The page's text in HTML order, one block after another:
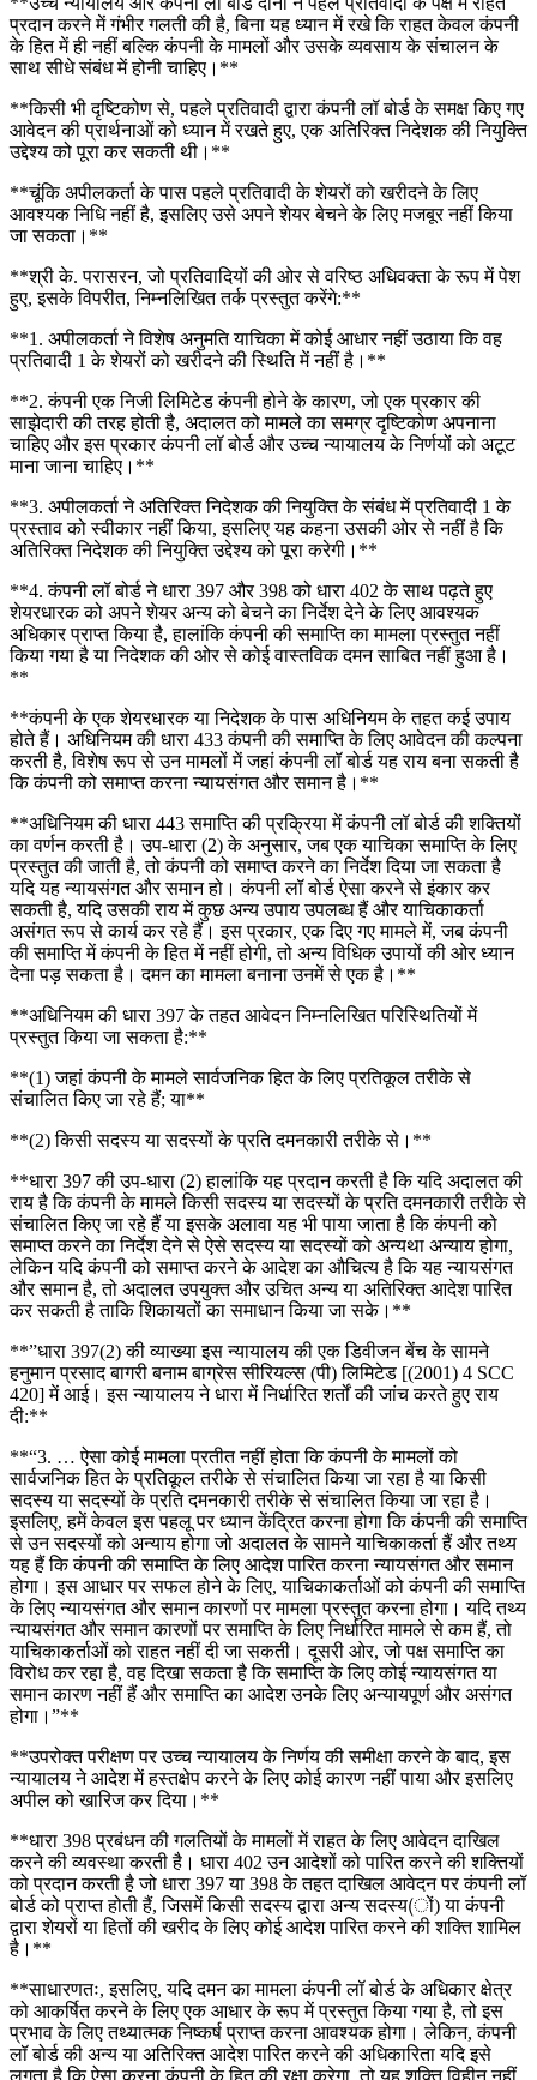
प्रदान करने में गंभीर गलती की है, बिना यह ध्यान में रखे कि राहत केवल कंपनी
के हित में ही नहीं बल्कि कंपनी के मामलों और उसके व्यवसाय के संचालन के
साथ सीधे संबंध में होनी चाहिए।**
**किसी भी दृष्टिकोण से, पहले प्रतिवादी द्वारा कंपनी लॉ बोर्ड के समक्ष किए गए
आवेदन की प्रार्थनाओं को ध्यान में रखते हुए, एक अतिरिक्त निदेशक की नियुक्ति
उद्देश्य को पूरा कर सकती थी।**
**चूंकि अपीलकर्ता के पास पहले प्रतिवादी के शेयरों को खरीदने के लिए
आवश्यक निधि नहीं है, इसलिए उसे अपने शेयर बेचने के लिए मजबूर नहीं किया
जा सकता।**
**श्री के. परासरन, जो प्रतिवादियों की ओर से वरिष्ठ अधिवक्ता के रूप में पेश
हुए, इसके विपरीत, निम्नलिखित तर्क प्रस्तुत करेंगे:**
**1. अपीलकर्ता ने विशेष अनुमति याचिका में कोई आधार नहीं उठाया कि वह
प्रतिवादी 1 के शेयरों को खरीदने की स्थिति में नहीं है।**
**2. कंपनी एक निजी लिमिटेड कंपनी होने के कारण, जो एक प्रकार की
साझेदारी की तरह होती है, अदालत को मामले का समग्र दृष्टिकोण अपनाना
चाहिए और इस प्रकार कंपनी लॉ बोर्ड और उच्च न्यायालय के निर्णयों को अटूट
माना जाना चाहिए।**
**3. अपीलकर्ता ने अतिरिक्त निदेशक की नियुक्ति के संबंध में प्रतिवादी 1 के
प्रस्ताव को स्वीकार नहीं किया, इसलिए यह कहना उसकी ओर से नहीं है कि
अतिरिक्त निदेशक की नियुक्ति उद्देश्य को पूरा करेगी।**
**4. कंपनी लॉ बोर्ड ने धारा 397 और 398 को धारा 402 के साथ पढ़ते हुए
शेयरधारक को अपने शेयर अन्य को बेचने का निर्देश देने के लिए आवश्यक
अधिकार प्राप्त किया है, हालांकि कंपनी की समाप्ति का मामला प्रस्तुत नहीं
किया गया है या निदेशक की ओर से कोई वास्तविक दमन साबित नहीं हुआ है।
**
**कंपनी के एक शेयरधारक या निदेशक के पास अधिनियम के तहत कई उपाय
होते हैं। अधिनियम की धारा 433 कंपनी की समाप्ति के लिए आवेदन की कल्पना
करती है, विशेष रूप से उन मामलों में जहां कंपनी लॉ बोर्ड यह राय बना सकती है
कि कंपनी को समाप्त करना न्यायसंगत और समान है।**
**अधिनियम की धारा 443 समाप्ति की प्रक्रिया में कंपनी लॉ बोर्ड की शक्तियों
का वर्णन करती है। उप-धारा (2) के अनुसार, जब एक याचिका समाप्ति के लिए
प्रस्तुत की जाती है, तो कंपनी को समाप्त करने का निर्देश दिया जा सकता है
यदि यह न्यायसंगत और समान हो। कंपनी लॉ बोर्ड ऐसा करने से इंकार कर
सकती है, यदि उसकी राय में कुछ अन्य उपाय उपलब्ध हैं और याचिकाकर्ता
असंगत रूप से कार्य कर रहे हैं। इस प्रकार, एक दिए गए मामले में, जब कंपनी
की समाप्ति में कंपनी के हित में नहीं होगी, तो अन्य विधिक उपायों की ओर ध्यान
देना पड़ सकता है। दमन का मामला बनाना उनमें से एक है।**
**अधिनियम की धारा 397 के तहत आवेदन निम्नलिखित परिस्थितियों में
प्रस्तुत किया जा सकता है:**
**(1) जहां कंपनी के मामले सार्वजनिक हित के लिए प्रतिकूल तरीके से
संचालित किए जा रहे हैं; या**
**(2) किसी सदस्य या सदस्यों के प्रति दमनकारी तरीके से।**
**धारा 397 की उप-धारा (2) हालांकि यह प्रदान करती है कि यदि अदालत की
राय है कि कंपनी के मामले किसी सदस्य या सदस्यों के प्रति दमनकारी तरीके से
संचालित किए जा रहे हैं या इसके अलावा यह भी पाया जाता है कि कंपनी को
समाप्त करने का निर्देश देने से ऐसे सदस्य या सदस्यों को अन्यथा अन्याय होगा,
लेकिन यदि कंपनी को समाप्त करने के आदेश का औचित्य है कि यह न्यायसंगत
और समान है, तो अदालत उपयुक्त और उचित अन्य या अतिरिक्त आदेश पारित
कर सकती है ताकि शिकायतों का समाधान किया जा सके।**
**”धारा 397(2) की व्याख्या इस न्यायालय की एक डिवीजन बेंच के सामने
हनुमान प्रसाद बागरी बनाम बाग्रेस सीरियल्स (पी) लिमिटेड [(2001) 4 SCC
420] में आई। इस न्यायालय ने धारा में निर्धारित शर्तों की जांच करते हुए राय
दी:**
**“3. … ऐसा कोई मामला प्रतीत नहीं होता कि कंपनी के मामलों को
सार्वजनिक हित के प्रतिकूल तरीके से संचालित किया जा रहा है या किसी
सदस्य या सदस्यों के प्रति दमनकारी तरीके से संचालित किया जा रहा है।
इसलिए, हमें केवल इस पहलू पर ध्यान केंद्रित करना होगा कि कंपनी की समाप्ति
से उन सदस्यों को अन्याय होगा जो अदालत के सामने याचिकाकर्ता हैं और तथ्य
यह हैं कि कंपनी की समाप्ति के लिए आदेश पारित करना न्यायसंगत और समान
होगा। इस आधार पर सफल होने के लिए, याचिकाकर्ताओं को कंपनी की समाप्ति
के लिए न्यायसंगत और समान कारणों पर मामला प्रस्तुत करना होगा। यदि तथ्य
न्यायसंगत और समान कारणों पर समाप्ति के लिए निर्धारित मामले से कम हैं, तो
याचिकाकर्ताओं को राहत नहीं दी जा सकती। दूसरी ओर, जो पक्ष समाप्ति का
विरोध कर रहा है, वह दिखा सकता है कि समाप्ति के लिए कोई न्यायसंगत या
समान कारण नहीं हैं और समाप्ति का आदेश उनके लिए अन्यायपूर्ण और असंगत
होगा।”**
**उपरोक्त परीक्षण पर उच्च न्यायालय के निर्णय की समीक्षा करने के बाद, इस
न्यायालय ने आदेश में हस्तक्षेप करने के लिए कोई कारण नहीं पाया और इसलिए
अपील को खारिज कर दिया।**
**धारा 398 प्रबंधन की गलतियों के मामलों में राहत के लिए आवेदन दाखिल
करने की व्यवस्था करती है। धारा 402 उन आदेशों को पारित करने की शक्तियों
को प्रदान करती है जो धारा 397 या 398 के तहत दाखिल आवेदन पर कंपनी लॉ
बोर्ड को प्राप्त होती हैं, जिसमें किसी सदस्य द्वारा अन्य सदस्य(ों) या कंपनी
द्वारा शेयरों या हितों की खरीद के लिए कोई आदेश पारित करने की शक्ति शामिल
है।**
**साधारणतः, इसलिए, यदि दमन का मामला कंपनी लॉ बोर्ड के अधिकार क्षेत्र
को आकर्षित करने के लिए एक आधार के रूप में प्रस्तुत किया गया है, तो इस
प्रभाव के लिए तथ्यात्मक निष्कर्ष प्राप्त करना आवश्यक होगा। लेकिन, कंपनी
लॉ बोर्ड की अन्य या अतिरिक्त आदेश पारित करने की अधिकारिता यदि इसे
लगता है कि ऐसा करना कंपनी के हित की रक्षा करेगा, तो यह शक्ति विहीन नहीं